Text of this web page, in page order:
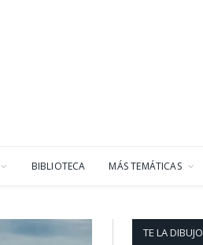
BIBLIOTECA MÁS TEMÁTICAS
TE LA DIBUJO